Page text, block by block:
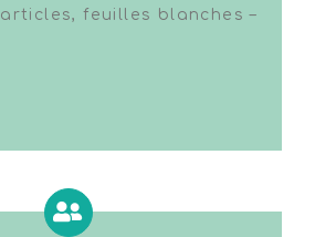
articles, feuilles blanches –